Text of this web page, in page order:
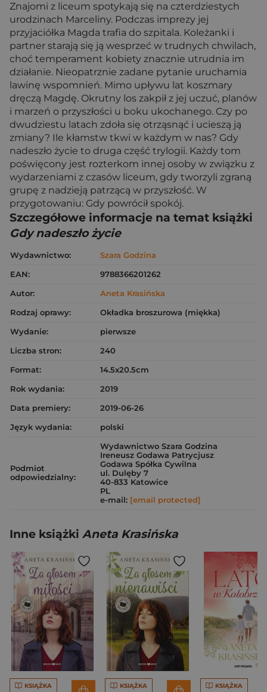
Znajomi z liceum spotykają się na czterdziestych
urodzinach Marceliny. Podczas imprezy jej
przyjaciółka Magda trafia do szpitala. Koleżanki i
partner starają się ją wesprzeć w trudnych chwilach,
choć temperament kobiety znacznie utrudnia im
działanie. Nieopatrznie zadane pytanie uruchamia
lawinę wspomnień. Mimo upływu lat koszmary
dręczą Magdę. Okrutny los zakpił z jej uczuć, planów
i marzeń o przyszłości u boku ukochanego. Czy po
dwudziestu latach zdoła się otrząsnąć i ucieszą ją
zmiany? Ile kłamstw tkwi w każdym w nas? Gdy
nadeszło życie to druga część trylogii. Każdy tom
poświęcony jest rozterkom innej osoby w związku z
wydarzeniami z czasów liceum, gdy tworzyli zgraną
grupę z nadzieją patrzącą w przyszłość. W
przygotowaniu: Gdy powrócił spokój.
Szczegółowe informacje na temat książki
Gdy nadeszło życie
Wydawnictwo:
Szara Godzina
EAN:
9788366201262
Autor:
Aneta Krasińska
Rodzaj oprawy:
Okładka broszurowa (miękka)
Wydanie:
pierwsze
Liczba stron:
240
Format:
14.5x20.5cm
Rok wydania:
2019
Data premiery:
2019-06-26
Język wydania:
polski
Podmiot
odpowiedzialny:
Wydawnictwo Szara Godzina
Ireneusz Godawa Patrycjusz
Godawa Spółka Cywilna
ul. Dulęby 7
40-833 Katowice
PL
e-mail: [email protected]
Inne książki Aneta Krasińska
KSIĄŻKA KSIĄŻKA KSIĄŻKA